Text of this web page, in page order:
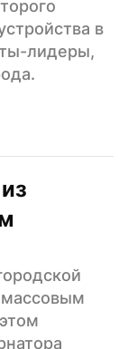
в
лидеры,
массовым